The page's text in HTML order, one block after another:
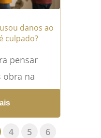
danos ao
culpado?
pensar
obra na
se
Leia
4 5 6